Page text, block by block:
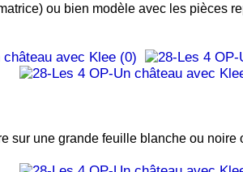
ou bien modèle avec les pièces
sur une grande feuille blanche ou noire